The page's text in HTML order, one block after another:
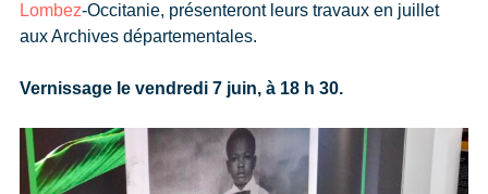
Lombez-Occitanie, présenteront leurs travaux en juillet
aux Archives départementales.
Vernissage le vendredi 7 juin, à 18 h 30.